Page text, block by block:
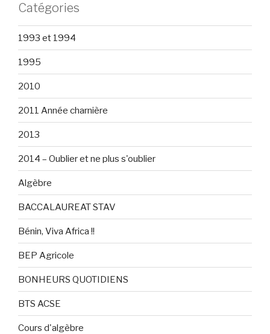
Catégories
1993 et 1994
1995
2010
2011 Année charnière
2013
2014 – Oublier et ne plus s'oublier
Algèbre
BACCALAUREAT STAV
Bénin, Viva Africa !!
BEP Agricole
BONHEURS QUOTIDIENS
BTS ACSE
Cours d'algèbre